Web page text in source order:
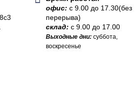
офис:с 9.00 до 17.30(без
перерыва)
склад:с 9.00 до 17.00
Выходные дни:суббота,
воскресенье